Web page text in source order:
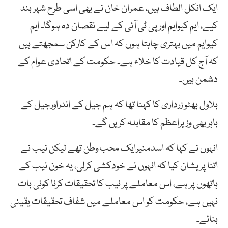
ایک انکل الطاف ہیں، عمران خان نے بھی اسی طرح شہر بند
کیے، ایم کیوایم اور پی ٹی آئی کے لیے نقصان دہ ہوگا۔ ایم
کیوایم میں بہتری چاہتا ہوں کہ اس کے کارکن سمجھتے ہیں
کہ آج کل قیادت کا خلاء ہے۔ حکومت کے اتحادی عوام کے
دشمن ہیں۔
بلاول بھٹو زرداری کا کہنا تھا کہ ہم جیل کے اندراورجیل کے
باہر بھی وزیراعظم کا مقابلہ کریں گے۔
انہوں نے کہا کہ اسدمنیرایک محب وطن تھے لیکن نیب نے
اتنا پریشان کیا کہ انہوں نے خودکشی کرلی، یہ خون نیب کے
ہاتھوں پر ہے، اس معاملے پر نیب کا تحقیقات کرنا کوئی بات
نہیں ہے، حکومت کو اس معاملے میں شفاف تحقیقات یقینی
بنائے۔